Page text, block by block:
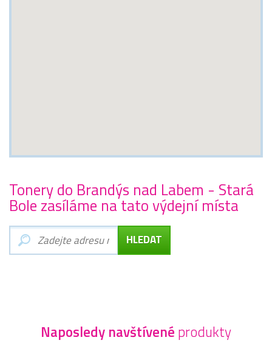
Tonery do Brandýs nad Labem - Stará
Bole zasíláme na tato výdejní místa
Naposledy navštívené produkty